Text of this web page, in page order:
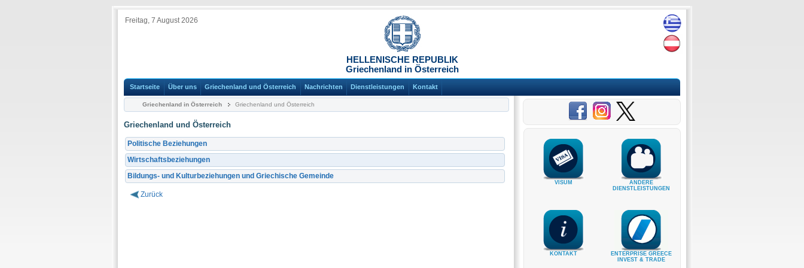
Freitag, 7 August 2026
HELLENISCHE REPUBLIK
Griechenland in Österreich
Startseite Über uns Griechenland und Österreich Nachrichten Dienstleistungen Kontakt
Griechenland in Österreich Griechenland und Österreich
Griechenland und Österreich
Politische Beziehungen
Wirtschaftsbeziehungen
Bildungs- und Kulturbeziehungen und Griechische Gemeinde
Zurück
VISUM
ANDERE
DIENSTLEISTUNGEN
KONTAKT
ENTERPRISE GREECE
INVEST & TRADE